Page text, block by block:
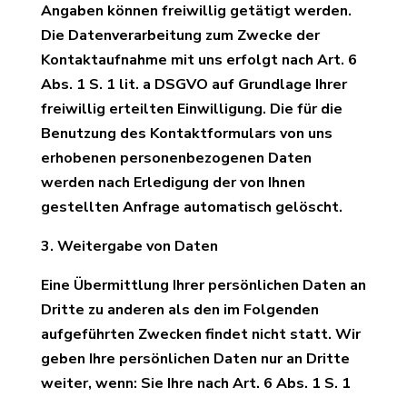
Angaben können freiwillig getätigt werden.
Die Datenverarbeitung zum Zwecke der
Kontaktaufnahme mit uns erfolgt nach Art. 6
Abs. 1 S. 1 lit. a DSGVO auf Grundlage Ihrer
freiwillig erteilten Einwilligung. Die für die
Benutzung des Kontaktformulars von uns
erhobenen personenbezogenen Daten
werden nach Erledigung der von Ihnen
gestellten Anfrage automatisch gelöscht.
3. Weitergabe von Daten
Eine Übermittlung Ihrer persönlichen Daten an
Dritte zu anderen als den im Folgenden
aufgeführten Zwecken findet nicht statt. Wir
geben Ihre persönlichen Daten nur an Dritte
weiter, wenn: Sie Ihre nach Art. 6 Abs. 1 S. 1